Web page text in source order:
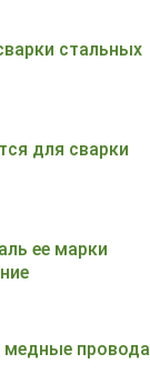
стальных
для сварки
ее марки
провода